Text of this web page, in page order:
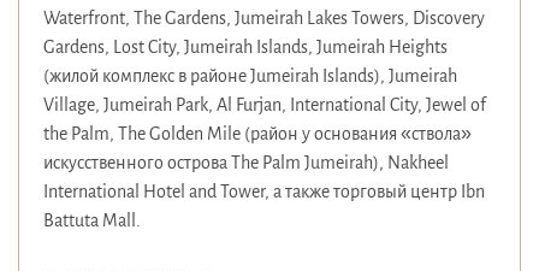
Waterfront, The Gardens, Jumeirah Lakes Towers, Discovery
Gardens, Lost City, Jumeirah Islands, Jumeirah Heights
(жилой комплекс в районе Jumeirah Islands), Jumeirah
Village, Jumeirah Park, Al Furjan, International City, Jewel of
the Palm, The Golden Mile (район у основания «ствола»
искусственного острова The Palm Jumeirah), Nakheel
International Hotel and Tower, а также торговый центр Ibn
Battuta Mall.